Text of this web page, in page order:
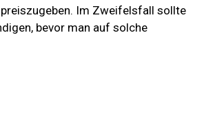
Im Zweifelsfall sollte
bevor man auf solche